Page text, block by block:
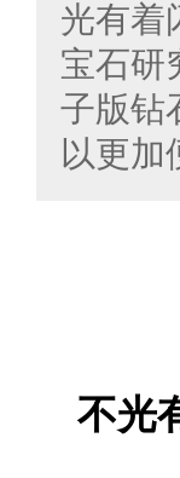
光有着
宝石研
子版钻
以更加
不光